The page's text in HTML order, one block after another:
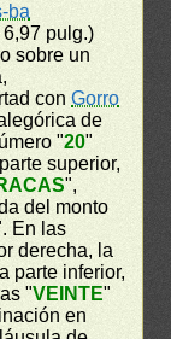
ba
6,97 pulg.)
sobre un
conGorro
de
"20"
superior,
",
del monto
En las
derecha, la
parte inferior,
"VEINTE"
en